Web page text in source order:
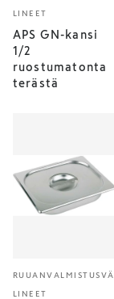
LINEET
APS GN-kansi
1/2
ruostumatonta
terästä
RUUANVALMISTUSVÄ
LINEET